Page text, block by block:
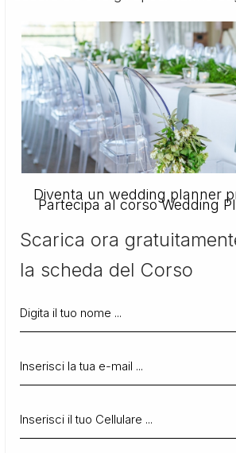
Diventa un wedding planner
Partecipa al corso Wedding
Scarica ora
la scheda del Corso